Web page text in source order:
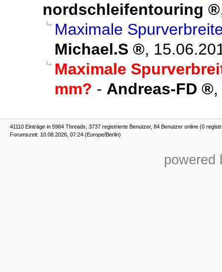
nordschleifentouring
Maximale
Michael.S
,
Maximale
mm? - Andreas-FD ,
41110 Einträge in 5984 Threads, 3737 registrierte Benutzer, 84 Benutzer online (0
Forumszeit: 10.08.2026, 07:24 (Europe/Berlin)
powered